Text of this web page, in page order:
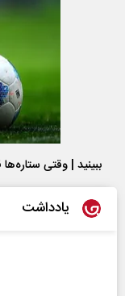
ببینید | وقتی
یادداشت
دکتر